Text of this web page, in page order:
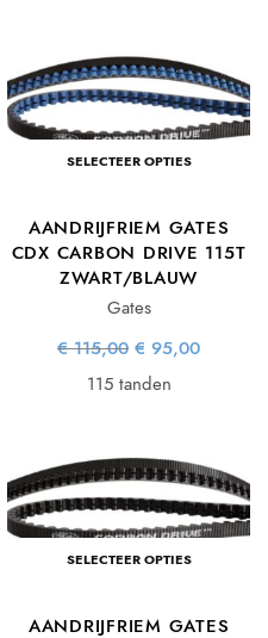
SELECTEER OPTIES
AANDRIJFRIEM GATES
CDX CARBON DRIVE 115T
ZWART/BLAUW
Gates
€115,00 Oorspronkelijke
prijs was:
€ 115,00.
€ 95,00
115 tanden
SELECTEER OPTIES
AANDRIJFRIEM GATES